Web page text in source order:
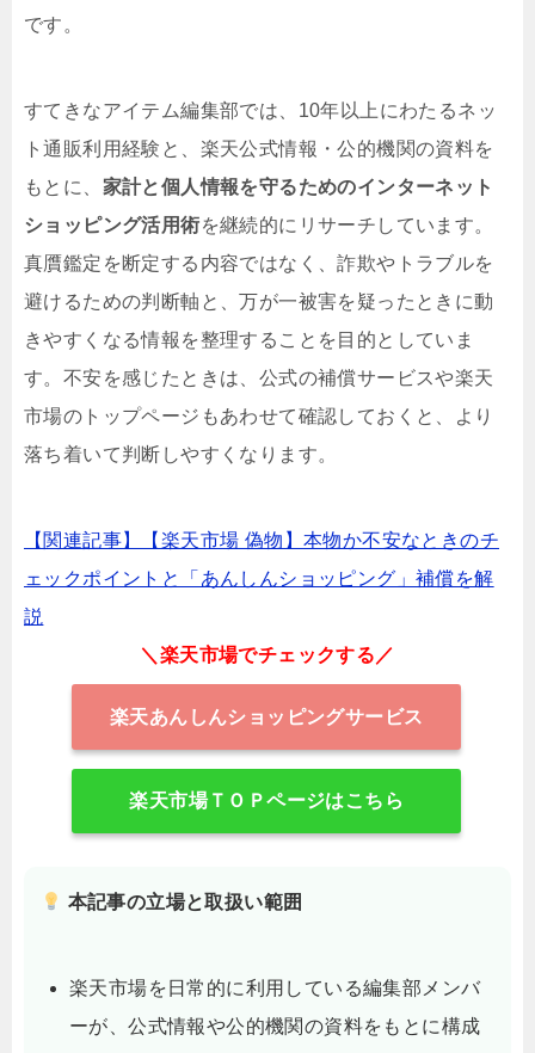
です。
すてきなアイテム編集部では、10年以上にわたるネッ
ト通販利用経験と、楽天公式情報・公的機関の資料を
もとに、 家計と個人情報を守るためのインターネット
ショッピング活用術を継続的にリサーチしています。
真贋鑑定を断定する内容ではなく、詐欺やトラブルを
避けるための判断軸と、万が一被害を疑ったときに動
きやすくなる情報を整理することを目的としていま
す。不安を感じたときは、公式の補償サービスや楽天
市場のトップページもあわせて確認しておくと、より
落ち着いて判断しやすくなります。
【関連記事】【楽天市場 偽物】本物か不安なときのチ
ェックポイントと「あんしんショッピング」補償を解
説
＼楽天市場でチェックする／
楽天あんしんショッピングサービス
楽天市場ＴＯＰページはこちら
本記事の立場と取扱い範囲
楽天市場を日常的に利用している編集部メンバ
ーが、公式情報や公的機関の資料をもとに構成